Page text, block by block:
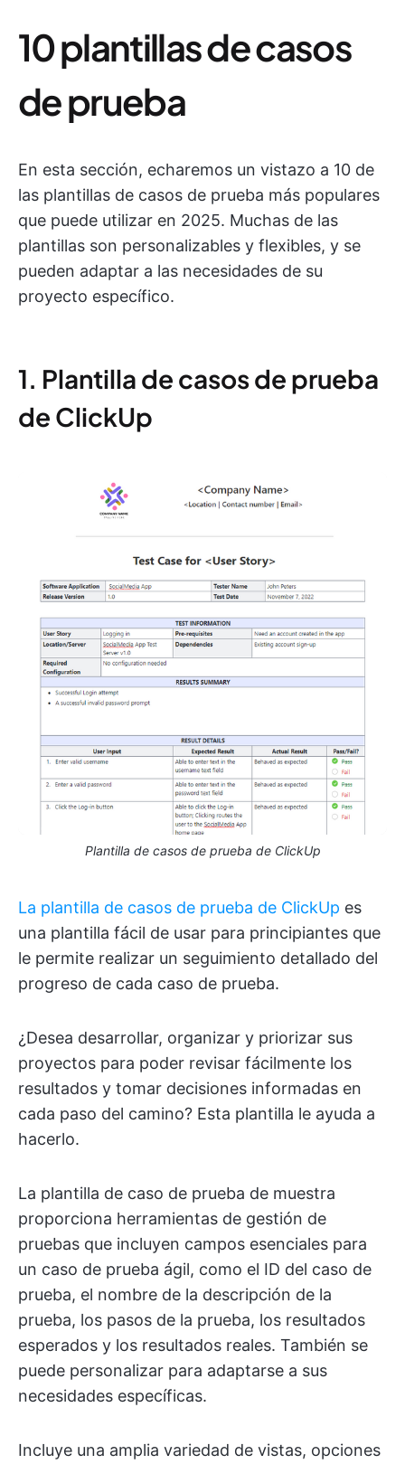
10 plantillas de casos
de prueba
En esta sección, echaremos un vistazo a 10 de
las plantillas de casos de prueba más populares
que puede utilizar en 2025. Muchas de las
plantillas son personalizables y flexibles, y se
pueden adaptar a las necesidades de su
proyecto específico.
1. Plantilla de casos de prueba
de ClickUp
Plantilla de casos de prueba de ClickUp
La plantilla de casos de prueba de ClickUp es
una plantilla fácil de usar para principiantes que
le permite realizar un seguimiento detallado del
progreso de cada caso de prueba.
¿Desea desarrollar, organizar y priorizar sus
proyectos para poder revisar fácilmente los
resultados y tomar decisiones informadas en
cada paso del camino? Esta plantilla le ayuda a
hacerlo.
La plantilla de caso de prueba de muestra
proporciona herramientas de gestión de
pruebas que incluyen campos esenciales para
un caso de prueba ágil, como el ID del caso de
prueba, el nombre de la descripción de la
prueba, los pasos de la prueba, los resultados
esperados y los resultados reales. También se
puede personalizar para adaptarse a sus
necesidades específicas.
Incluye una amplia variedad de vistas, opciones